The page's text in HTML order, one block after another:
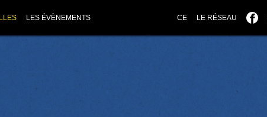
LES ÉVÈNEMENTS CE LE RÉSEAU